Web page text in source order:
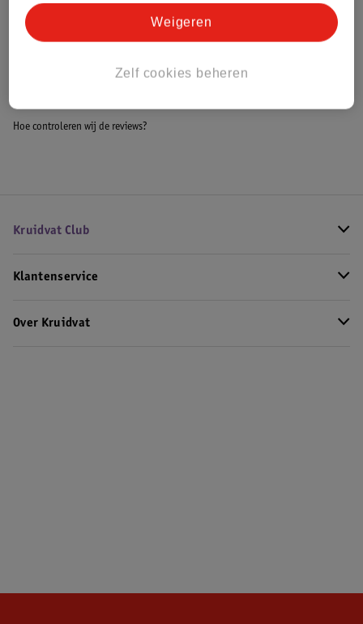
Hoe controleren wij de reviews?
Kruidvat Club
Klantenservice
Over Kruidvat
Zelf cookies beheren
Weigeren